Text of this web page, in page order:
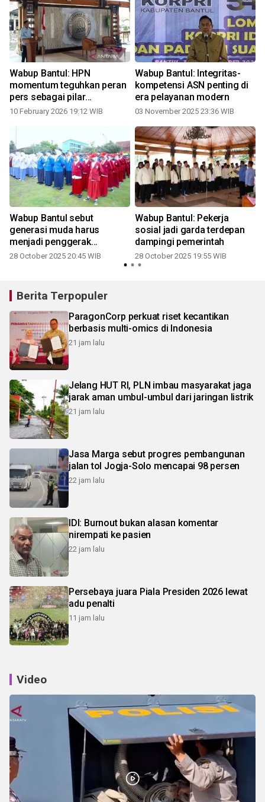
Wabup Bantul: HPN
momentum teguhkan peran
pers sebagai pilar
demokrasi
10 February 2026 19:12 WIB
Wabup Bantul: Integritas-
kompetensi ASN penting di
era pelayanan modern
03 November 2025 23:36 WIB
Wabup Bantul sebut
generasi muda harus
menjadi penggerak
perubahan
28 October 2025 20:45 WIB
Wabup Bantul: Pekerja
sosial jadi garda terdepan
dampingi pemerintah
28 October 2025 19:55 WIB
Berita Terpopuler
ParagonCorp perkuat riset kecantikan
berbasis multi-omics di Indonesia
21 jam lalu
Jelang HUT RI, PLN imbau masyarakat jaga
jarak aman umbul-umbul dari jaringan listrik
21 jam lalu
Jasa Marga sebut progres pembangunan
jalan tol Jogja-Solo mencapai 98 persen
22 jam lalu
IDI: Burnout bukan alasan komentar
nirempati ke pasien
22 jam lalu
Persebaya juara Piala Presiden 2026 lewat
adu penalti
11 jam lalu
Video